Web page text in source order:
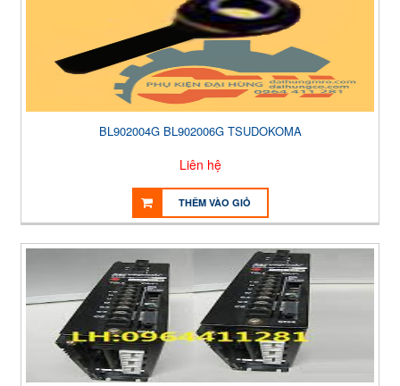
BL902004G BL902006G TSUDOKOMA
Liên hệ
THÊM VÀO GIỎ